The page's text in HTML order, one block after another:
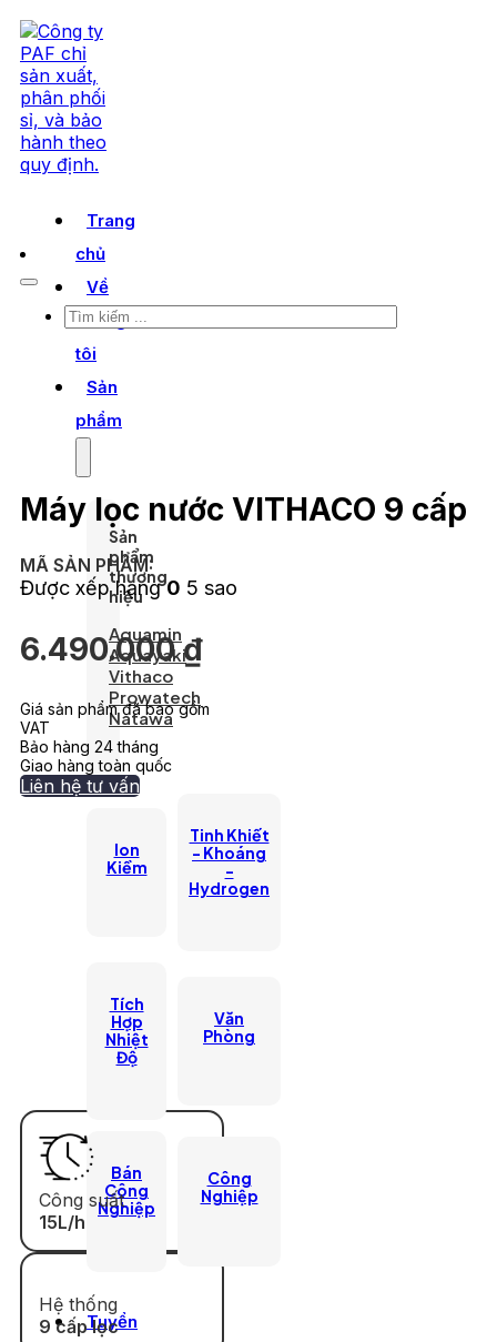
Trang
chủ
Về
chúng
tôi
Sản
phẩm
Sản
phẩm
thương
hiệu
Aquamin
Aquayaki
Vithaco
Prowatech
Natawa
lon
Kiềm
Tinh Khiết
- Khoáng
-
Hydrogen
Tích
Hợp
Nhiệt
Độ
Văn
Phòng
Bán
Công
Nghiệp
Công
Nghiệp
Tuyển
Tìm
Máy lọc nước VITHACO 9 cấp
MÃ SẢN PHẨM:
Được xếp hạng0 5 sao
6.490.000₫
Giá sản phẩm đã bao gồm
VAT
Bảo hàng 24 tháng
Giao hàng toàn quốc
Liên hệ tư vấn
Công suất
15L/h
Hệ thống
9 cấp lọc